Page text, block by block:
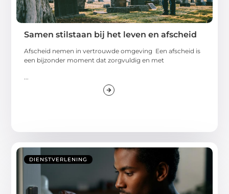
Samen stilstaan bij het leven en afscheid
Afscheid nemen in vertrouwde omgeving Een afscheid is
een bijzonder moment dat zorgvuldig en met
DIENSTVERLENING